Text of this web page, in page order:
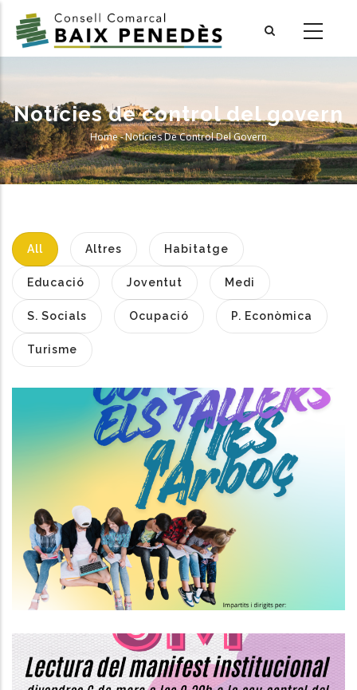
main
Notícies de control del govern
Breadcrumb
Home-Notícies De Control Del Govern
All Altres Habitatge
Educació Joventut Medi
S. Socials Ocupació P. Econòmica
Turisme
Tallers De Sensibilització Per A
Joves A L'IES De L'Arboç.
Joventut